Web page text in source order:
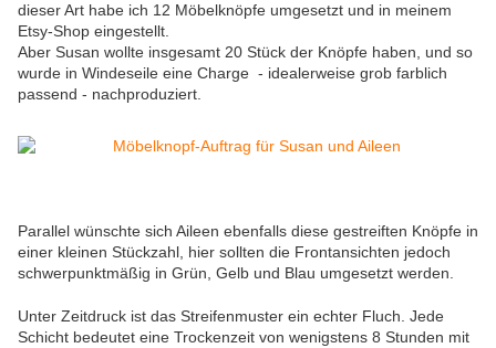
dieser Art habe ich 12 Möbelknöpfe umgesetzt und in meinem
Etsy-Shop eingestellt.
Aber Susan wollte insgesamt 20 Stück der Knöpfe haben, und so
wurde in Windeseile eine Charge - idealerweise grob farblich
passend - nachproduziert.
Parallel wünschte sich Aileen ebenfalls diese gestreiften Knöpfe in
einer kleinen Stückzahl, hier sollten die Frontansichten jedoch
schwerpunktmäßig in Grün, Gelb und Blau umgesetzt werden.
Unter Zeitdruck ist das Streifenmuster ein echter Fluch. Jede
Schicht bedeutet eine Trockenzeit von wenigstens 8 Stunden mit